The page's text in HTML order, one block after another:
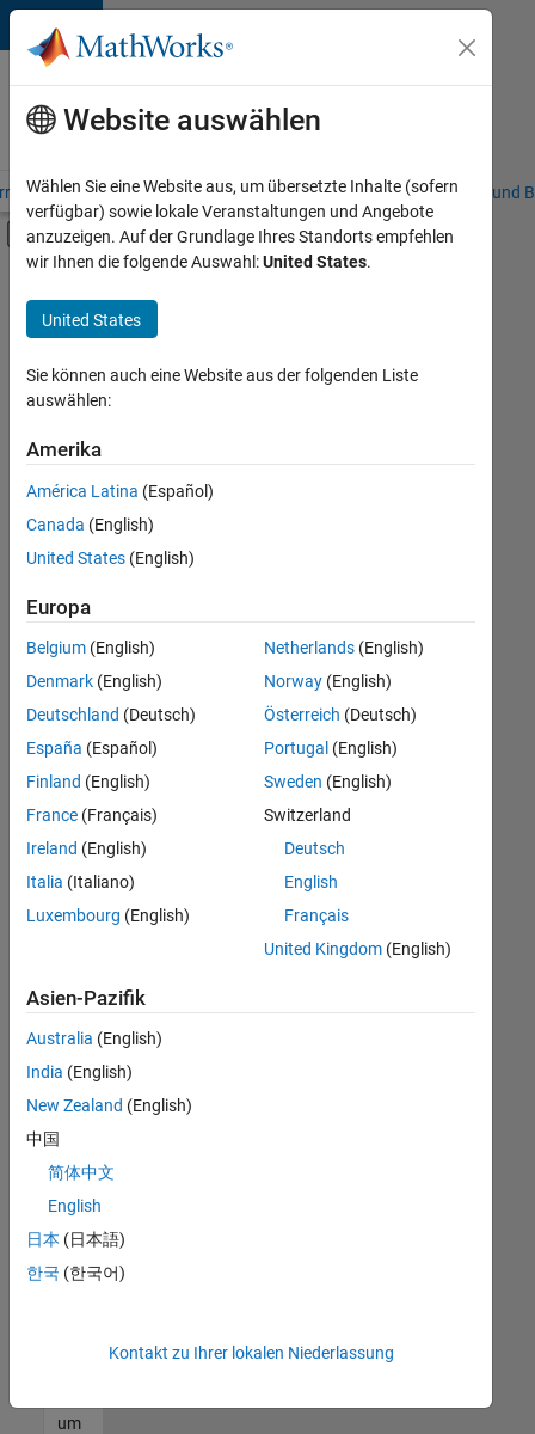
Weiter zum Inhalt
Karriere
bei
MathWorks
– Übersicht Stellensuche Niederlassungen Studierende und
Umschaltung für Off-Canvas-
Hauptinhalt
Praktika
Information Technology
Education Sales
Inside Sales
Sales Operations
Business Model Team
Human Resources
Legal
+7
Derzeit
es
keine
offenen
Stellen,
Ihren
Suchkriterien
entsprechen.
können
die
Suchkriterien
weiter
fassen
oder
alle
Stellenangebote
anzeigen .
noch
keine
offenen
Stellen
können,
die
Ihren
entsprechen,
werden
unseres
um
Website auswählen
Wählen Sie eine Website aus, um übersetzte Inhalte (sofern
verfügbar) sowie lokale Veranstaltungen und Angebote
anzuzeigen. Auf der Grundlage Ihres Standorts empfehlen
wir Ihnen die folgende Auswahl:United States.
United States
Sie können auch eine Website aus der folgenden Liste
auswählen:
Amerika
América Latina (Español)
Canada (English)
United States (English)
Europa
Belgium (English)
Denmark (English)
Deutschland (Deutsch)
España (Español)
Finland (English)
France (Français)
Ireland (English)
Italia (Italiano)
Luxembourg (English)
Netherlands(English)
Norway(English)
Österreich (Deutsch)
Portugal (English)
Sweden (English)
Switzerland
Deutsch
English
Français
United Kingdom(English)
Asien-Pazifik
Australia (English)
India (English)
New Zealand (English)
中国
简体中文
English
日本 (日本語)
한국 (한국어)
Kontakt zu Ihrer lokalen Niederlassung